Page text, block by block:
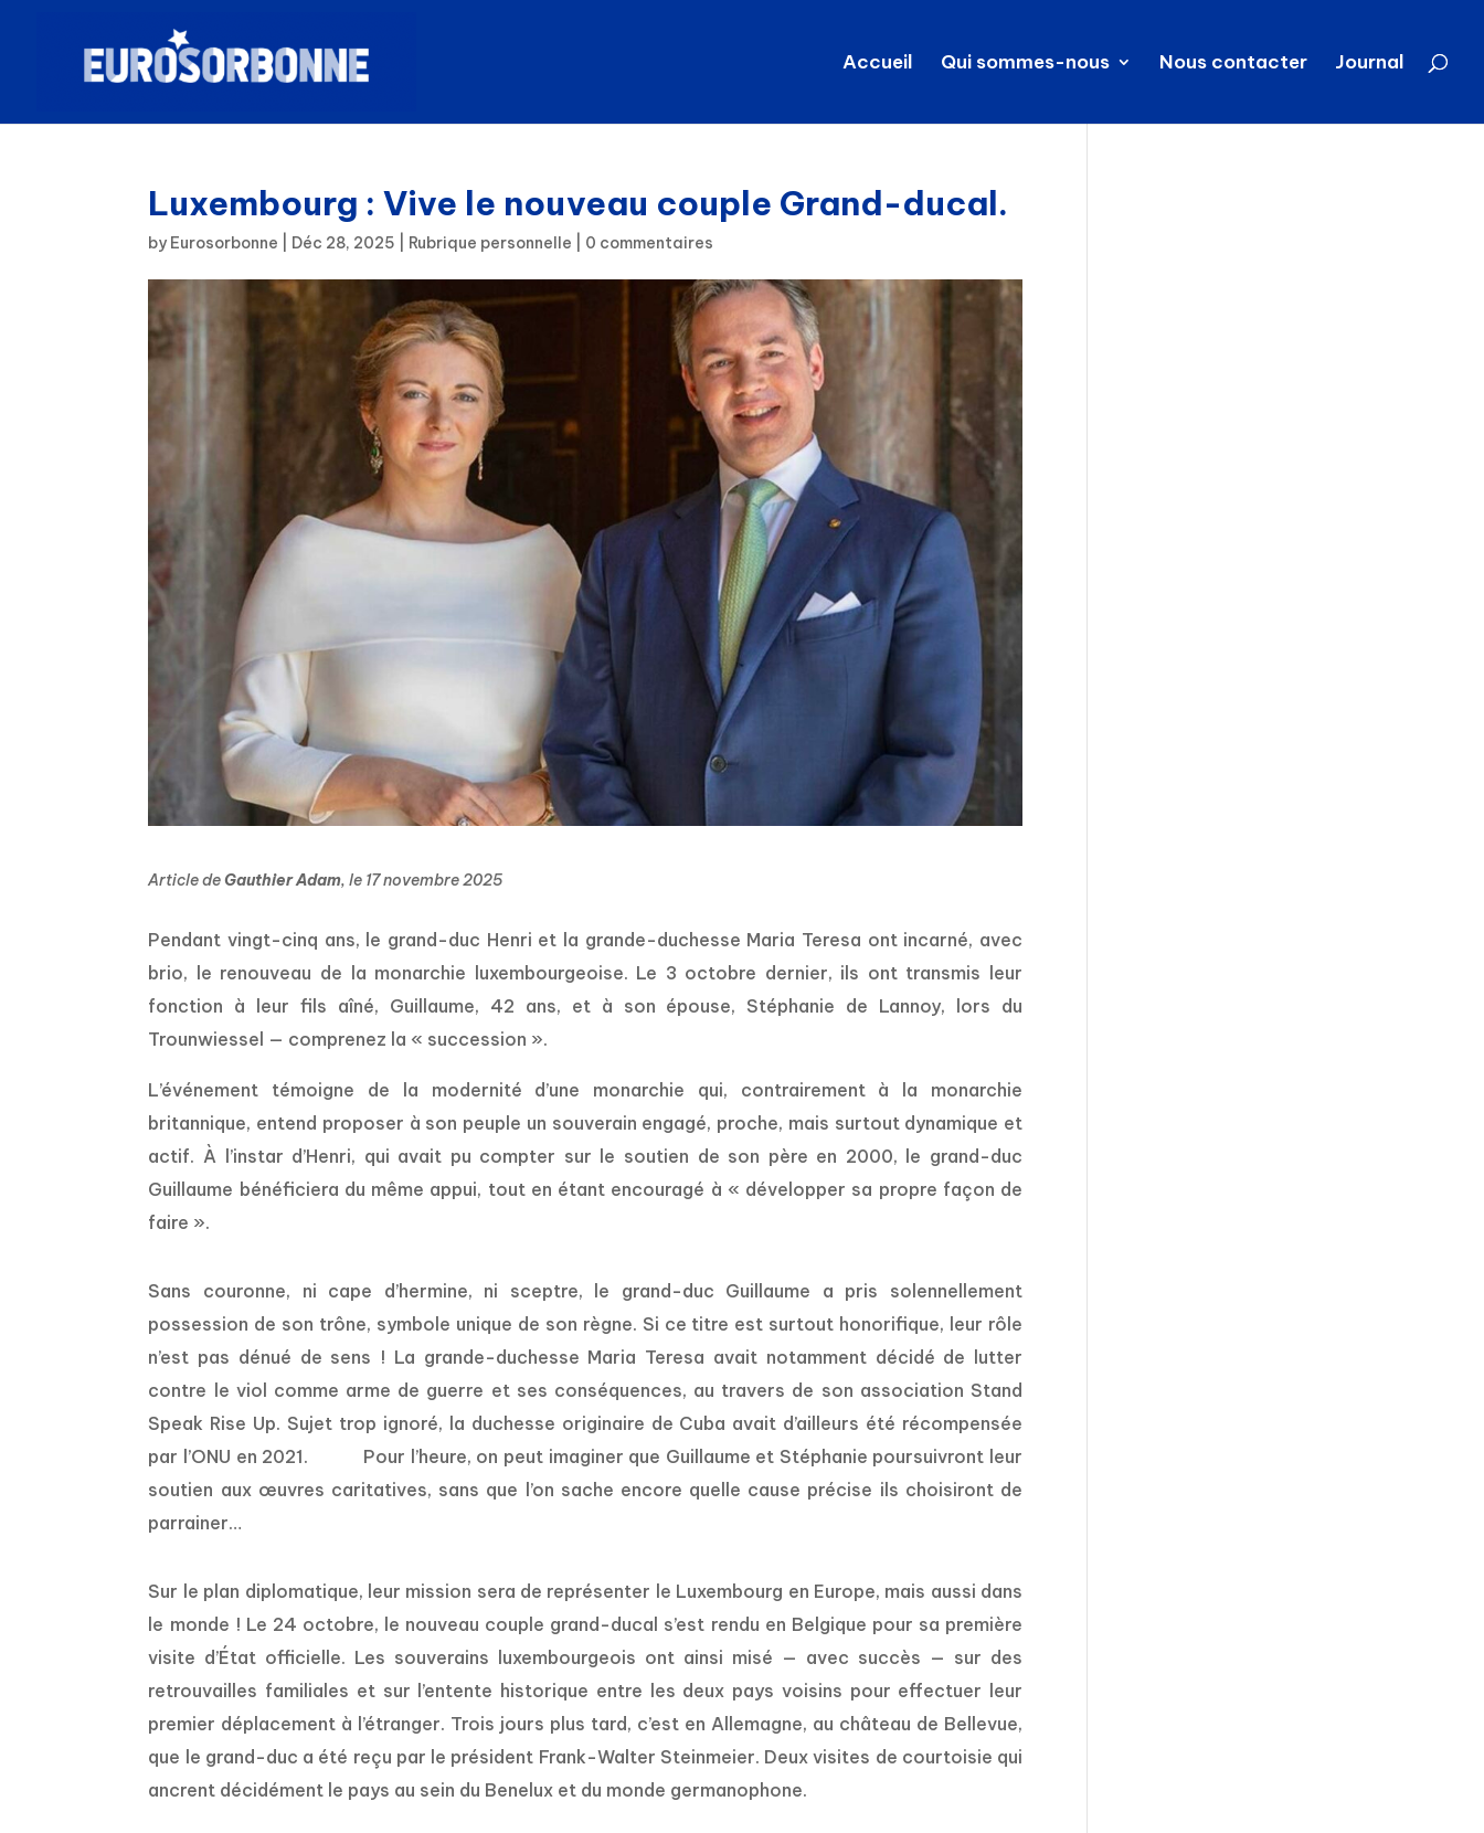
Accueil Qui sommes-nous Nous contacter Journal
Luxembourg : Vive le nouveau couple Grand-ducal.
by Eurosorbonne Déc 28, 2025 Rubrique personnelle 0 commentaires
Article deGauthier Adam, le 17 novembre 2025
Pendant vingt-cinq ans, le grand-duc Henri et la grande-duchesse Maria Teresa ont incarné, avec
brio, le renouveau de la monarchie luxembourgeoise. Le 3 octobre dernier, ils ont transmis leur
fonction à leur fils aîné, Guillaume, 42 ans, et à son épouse, Stéphanie de Lannoy, lors du
Trounwiessel — comprenez la « succession ».
L’événement témoigne de la modernité d’une monarchie qui, contrairement à la monarchie
britannique, entend proposer à son peuple un souverain engagé, proche, mais surtout dynamique et
actif. À l’instar d’Henri, qui avait pu compter sur le soutien de son père en 2000, le grand-duc
Guillaume bénéficiera du même appui, tout en étant encouragé à « développer sa propre façon de
faire ».
Sans couronne, ni cape d’hermine, ni sceptre, le grand-duc Guillaume a pris solennellement
possession de son trône, symbole unique de son règne. Si ce titre est surtout honorifique, leur rôle
n’est pas dénué de sens ! La grande-duchesse Maria Teresa avait notamment décidé de lutter
contre le viol comme arme de guerre et ses conséquences, au travers de son association Stand
Speak Rise Up. Sujet trop ignoré, la duchesse originaire de Cuba avait d’ailleurs été récompensée
par l’ONU en 2021. Pour l’heure, on peut imaginer que Guillaume et Stéphanie poursuivront leur
soutien aux œuvres caritatives, sans que l’on sache encore quelle cause précise ils choisiront de
parrainer…
Sur le plan diplomatique, leur mission sera de représenter le Luxembourg en Europe, mais aussi dans
le monde ! Le 24 octobre, le nouveau couple grand-ducal s’est rendu en Belgique pour sa première
visite d’État officielle. Les souverains luxembourgeois ont ainsi misé — avec succès — sur des
retrouvailles familiales et sur l’entente historique entre les deux pays voisins pour effectuer leur
premier déplacement à l’étranger. Trois jours plus tard, c’est en Allemagne, au château de Bellevue,
que le grand-duc a été reçu par le président Frank-Walter Steinmeier. Deux visites de courtoisie qui
ancrent décidément le pays au sein du Benelux et du monde germanophone.